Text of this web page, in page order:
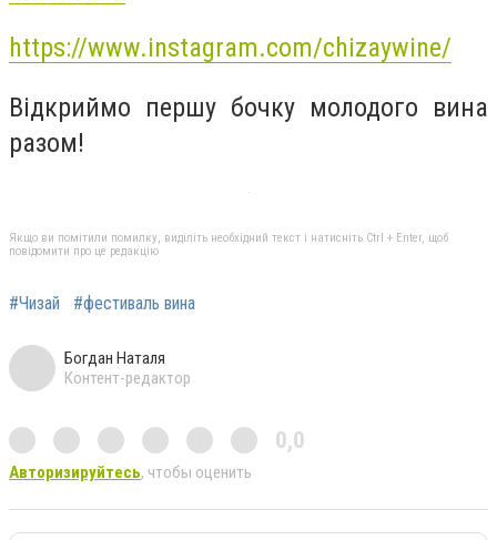
https://www.instagram.com/chizaywine/
Відкриймо першу бочку молодого вина
разом!
Якщо ви помітили помилку, виділіть необхідний текст і натисніть Ctrl + Enter, щоб
повідомити про це редакцію
#Чизай #фестиваль вина
Богдан Наталя
Контент-редактор
0,0
Авторизируйтесь, чтобы оценить